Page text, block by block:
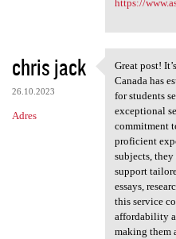
https://
chris jack
26.10.2023
Adres
Great post!
Great post!
Canada has
for students
exceptional
commitment
proficient
subjects,
support
essays,
this service
affordability
making them